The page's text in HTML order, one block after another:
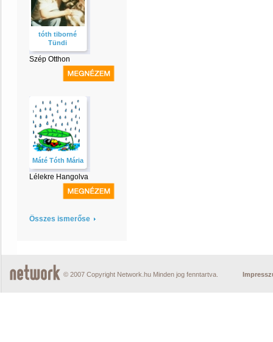
tóth tiborné
Tündi
Szép Otthon
Máté Tóth Mária
Lélekre Hangolva
Összes ismerőse
© 2007 Copyright Network.hu Minden jog fenntartva.